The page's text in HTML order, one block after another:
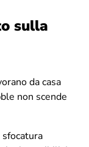
sulla
da casa
non scende